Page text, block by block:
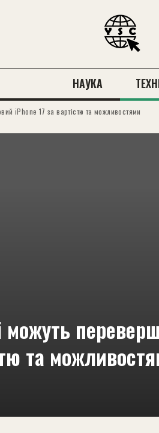
НАУКА
iPhone 17 за вартістю та можливостями
можуть
та